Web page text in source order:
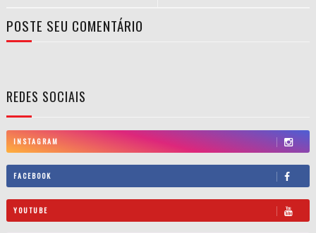
POSTE SEU COMENTÁRIO
REDES SOCIAIS
INSTAGRAM
FACEBOOK
YOUTUBE